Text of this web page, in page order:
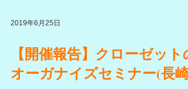
2019年6月25日
【開催報告】クローゼットの
オーガナイズセミナー(長崎)